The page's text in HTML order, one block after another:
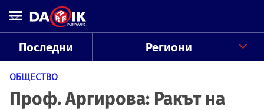
Последни Региони
ОБЩЕСТВО
Проф. Аргирова: Ракът на